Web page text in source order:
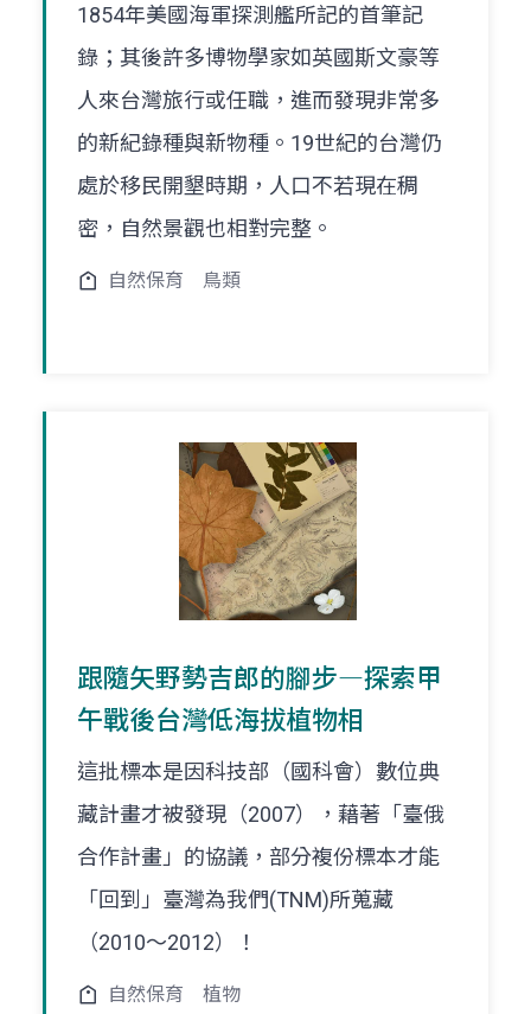
1854年美國海軍探測艦所記的首筆記
錄；其後許多博物學家如英國斯文豪等
人來台灣旅行或任職，進而發現非常多
的新紀錄種與新物種。19世紀的台灣仍
處於移民開墾時期，人口不若現在稠
密，自然景觀也相對完整。
自然保育 鳥類
跟隨矢野勢吉郎的腳步―探索甲
午戰後台灣低海拔植物相
這批標本是因科技部（國科會）數位典
藏計畫才被發現（2007），藉著「臺俄
合作計畫」的協議，部分複份標本才能
「回到」臺灣為我們(TNM)所蒐藏
（2010～2012）！
自然保育 植物